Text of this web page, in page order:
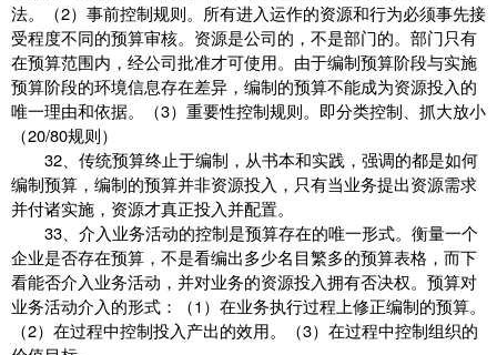
法。（2）事前控制规则。所有进入运作的资源和行为必须事先接
受程度不同的预算审核。资源是公司的，不是部门的。部门只有
在预算范围内，经公司批准才可使用。由于编制预算阶段与实施
预算阶段的环境信息存在差异，编制的预算不能成为资源投入的
唯一理由和依据。（3）重要性控制规则。即分类控制、抓大放小
（20/80规则）
32、传统预算终止于编制，从书本和实践，强调的都是如何
编制预算，编制的预算并非资源投入，只有当业务提出资源需求
并付诸实施，资源才真正投入并配置。
33、介入业务活动的控制是预算存在的唯一形式。衡量一个
企业是否存在预算，不是看编出多少名目繁多的预算表格，而下
看能否介入业务活动，并对业务的资源投入拥有否决权。预算对
业务活动介入的形式：（1）在业务执行过程上修正编制的预算。
（2）在过程中控制投入产出的效用。（3）在过程中控制组织的